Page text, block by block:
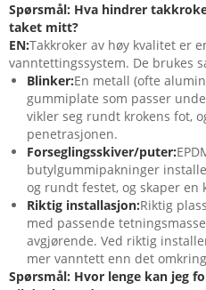
Spørsmål: Hva hindrer
taket mitt?
EN:Takkroker av høy kvalitet er
vanntettingssystem. De brukes
Blinker:En metall (ofte
gummiplate som passer
vikler seg rundt krokens fot,
penetrasjonen.
Forseglingsskiver/puter:
butylgummipakninger
og rundt festet, og skaper en
Riktig installasjon:Riktig
med passende
avgjørende. Ved riktig
mer vanntett enn det
Spørsmål: Hvor lenge kan jeg